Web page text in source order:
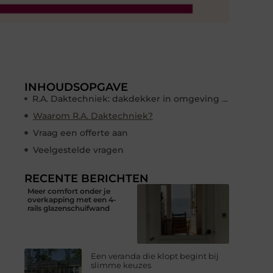
INHOUDSOPGAVE
R.A. Daktechniek: dakdekker in omgeving Den Haag
Waarom R.A. Daktechniek?
Vraag een offerte aan
Veelgestelde vragen
RECENTE BERICHTEN
Meer comfort onder je
overkapping met een 4-
rails glazenschuifwand
Een veranda die klopt begint bij
slimme keuzes